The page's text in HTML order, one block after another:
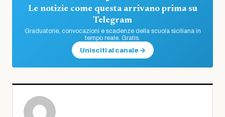
Le notizie come questa arrivano prima su
Telegram
Graduatorie, convocazioni e scadenze della scuola siciliana in
tempo reale. Gratis.
Unisciti al canale →